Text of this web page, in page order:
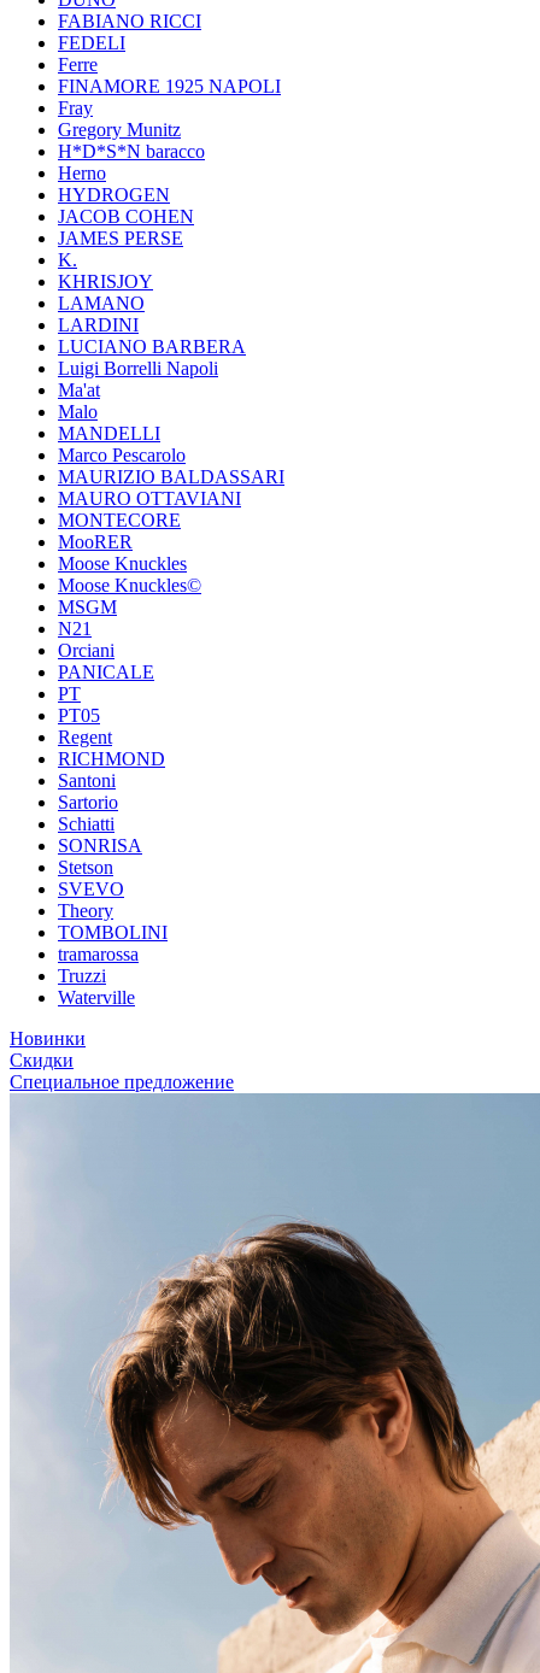
FABIANO RICCI
FEDELI
Ferre
FINAMORE 1925 NAPOLI
Fray
Gregory Munitz
H*D*S*N baracco
Herno
HYDROGEN
JACOB COHEN
JAMES PERSE
K.
KHRISJOY
LAMANO
LARDINI
LUCIANO BARBERA
Luigi Borrelli Napoli
Ma'at
Malo
MANDELLI
Marco Pescarolo
MAURIZIO BALDASSARI
MAURO OTTAVIANI
MONTECORE
MooRER
Moose Knuckles
Moose Knuckles©️
MSGM
N21
Orciani
PANICALE
PT
PT05
Regent
RICHMOND
Santoni
Sartorio
Schiatti
SONRISA
Stetson
SVEVO
Theory
TOMBOLINI
tramarossa
Truzzi
Waterville
Новинки
Скидки
Специальное предложение